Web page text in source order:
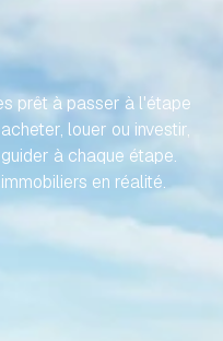
prêt à passer à l'étape
louer ou investir,
à chaque étape.
en réalité.